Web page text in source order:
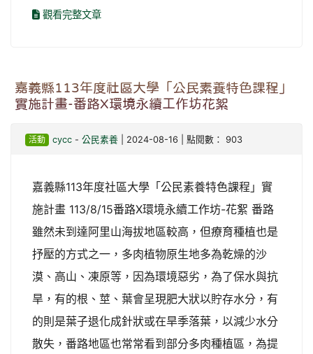
觀看完整文章
嘉義縣113年度社區大學「公民素養特色課程」
實施計畫-番路X環境永續工作坊花絮
活動 cycc- 公民素養| 2024-08-16 | 點閱數： 903
嘉義縣113年度社區大學「公民素養特色課程」實
施計畫 113/8/15番路X環境永續工作坊-花絮 番路
雖然未到達阿里山海拔地區較高，但療育種植也是
抒壓的方式之一，多肉植物原生地多為乾燥的沙
漠、高山、凍原等，因為環境惡劣，為了保水與抗
旱，有的根、莖、葉會呈現肥大狀以貯存水分，有
的則是葉子退化成針狀或在旱季落葉，以減少水分
散失，番路地區也常常看到部分多肉種植區，為提